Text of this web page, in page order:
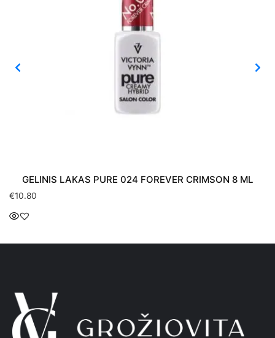
GELINIS LAKAS PURE 024 FOREVER CRIMSON 8 ML
€10.80